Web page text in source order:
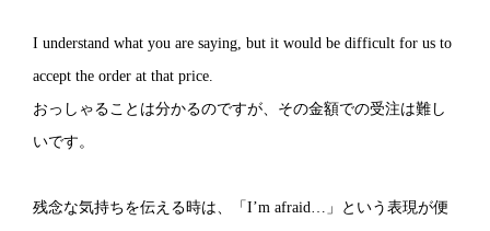
I understand what you are saying, but it would be difficult for us to
accept the order at that price.
おっしゃることは分かるのですが、その金額での受注は難し
いです。
残念な気持ちを伝える時は、「I’m afraid…」という表現が便